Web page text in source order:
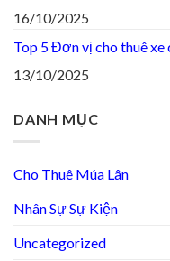
16/10/2025
Top 5 Đơn vị cho thuê
13/10/2025
DANH MỤC
Cho Thuê Múa Lân
Nhân Sự Sự Kiện
Uncategorized